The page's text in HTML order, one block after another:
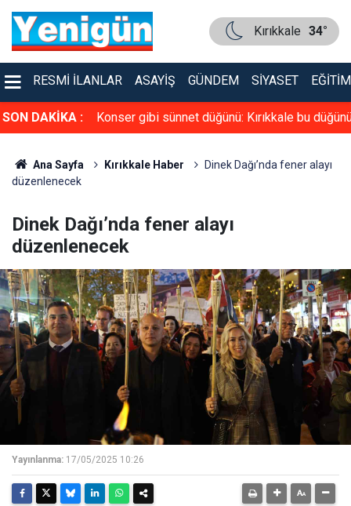
Kırıkkale 34°
RESMI İLANLAR ASAYIŞ GÜNDEM SIYASET EĞITIM
SON DAKİKA :
tazeledi! Konser gibi sünnet düğünü: Kırıkkale bu
Ana Sayfa Kırıkkale Haber
Dinek Dağı’nda fener alayı
düzenlenecek
Dinek Dağı’nda fener alayı
düzenlenecek
Yayınlanma: 17/05/2025 10:26